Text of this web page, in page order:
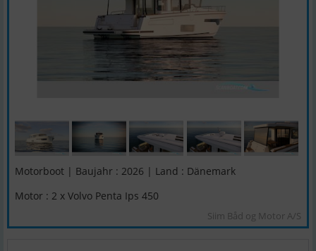
Motorboot | Baujahr : 2026 | Land : Dänemark
Motor : 2 x Volvo Penta Ips 450
Siim Båd og Motor A/S